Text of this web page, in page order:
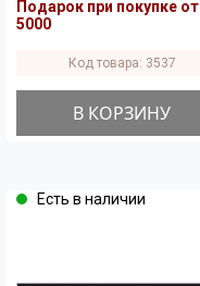
Подарок при покупке от
5000
Код товара: 3537
В КОРЗИНУ
Есть в наличии